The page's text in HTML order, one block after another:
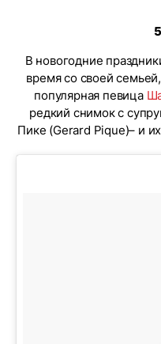
В новогодние
время со своей
популярная певица
редкий снимок с
Пике (Gerard Pique)– и